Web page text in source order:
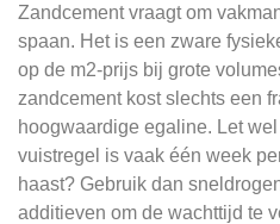
Zandcement vraagt om
spaan. Het is een zware
op de m2-prijs bij grote
zandcement kost slechts een
hoogwaardige egaline. Let
vuistregel is vaak één week
haast? Gebruik dan
additieven om de wachttijd te